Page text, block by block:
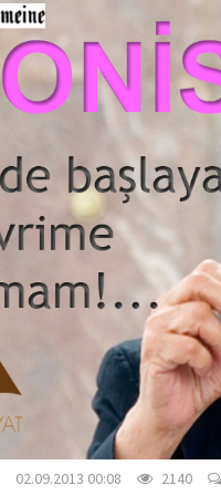
02.09.2013 00:08 2140